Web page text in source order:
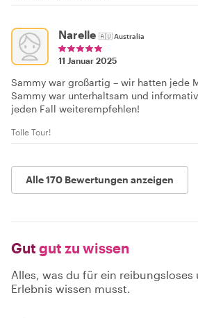
Narelle 🇦🇺Australia
11 Januar 2025
Sammy war großartig – wir hatten jede
Sammy war unterhaltsam und
jeden Fall weiterempfehlen!
Tolle Tour!
Alle 170 Bewertungen anzeigen
Gut gut zu wissen
Alles, was du für ein reibungsloses
Erlebnis wissen musst.